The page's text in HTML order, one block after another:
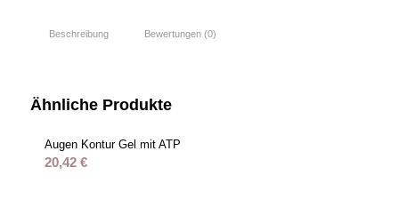
Beschreibung Bewertungen (0)
Ähnliche Produkte
Augen Kontur Gel mit ATP
20,42 €